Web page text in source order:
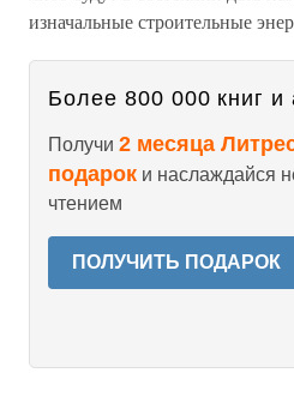
изначальные строительные
Более 800 000 книг и
Получи 2 месяца
подарок и наслаждайся
чтением
ПОЛУЧИТЬ ПОДАРОК